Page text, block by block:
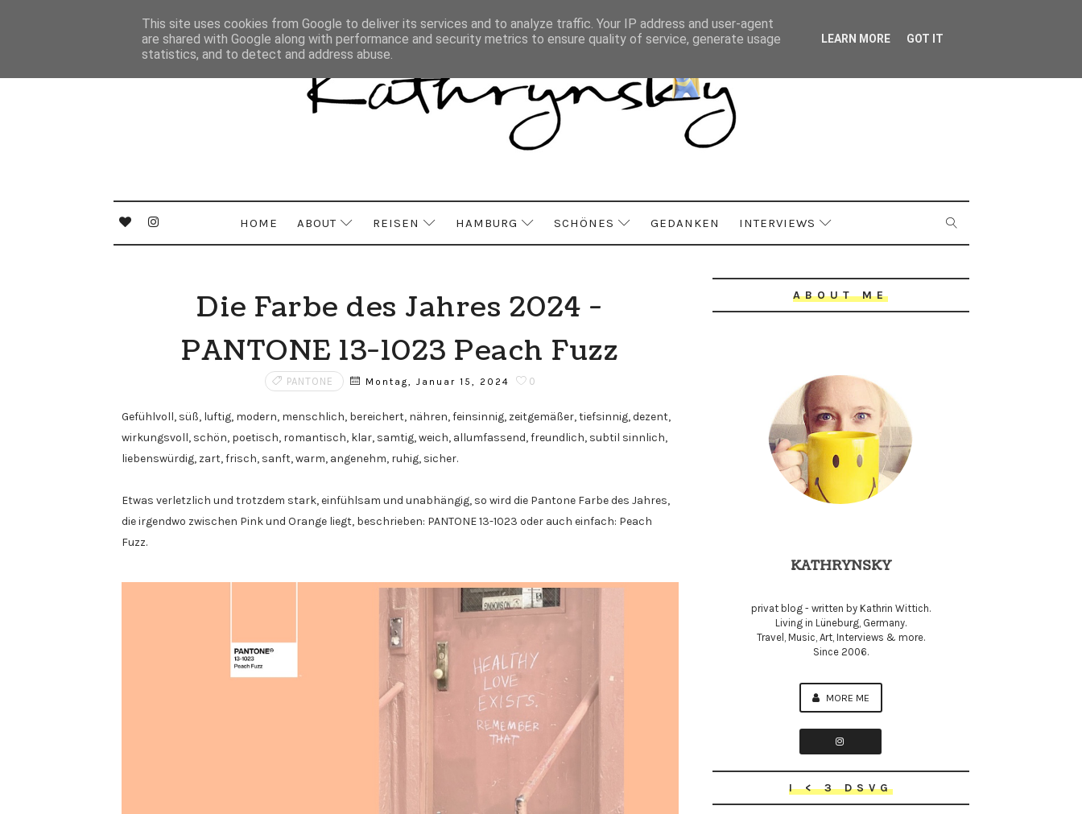
HOME ABOUT REISEN HAMBURG SCHÖNES GEDANKEN INTERVIEWS
Die Farbe des Jahres 2024 -
PANTONE 13-1023 Peach Fuzz
PANTONE Montag, Januar 15, 2024 0
Gefühlvoll, süß, luftig, modern, menschlich, bereichert, nähren, feinsinnig, zeitgemäßer, tiefsinnig, dezent,
wirkungsvoll, schön, poetisch, romantisch, klar, samtig, weich, allumfassend, freundlich, subtil sinnlich,
liebenswürdig, zart, frisch, sanft, warm, angenehm, ruhig, sicher.
Etwas verletzlich und trotzdem stark, einfühlsam und unabhängig, so wird die Pantone Farbe des Jahres,
die irgendwo zwischen Pink und Orange liegt, beschrieben: PANTONE 13-1023 oder auch einfach: Peach
Fuzz.
ABOUT ME
KATHRYNSKY
privat blog - written by Kathrin Wittich.
Living in Lüneburg, Germany.
Travel, Music, Art, Interviews & more.
Since 2006.
MORE ME
I < 3 DSVG
This site uses cookies from Google to deliver its services and to analyze traffic. Your IP address and user-agent
are shared with Google along with performance and security metrics to ensure quality of service, generate usage
statistics, and to detect and address abuse.
LEARN MORE GOT IT